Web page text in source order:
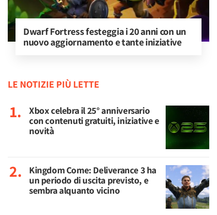
Dwarf Fortress festeggia i 20 anni con un
nuovo aggiornamento e tante iniziative
LE NOTIZIE PIÙ LETTE
Xbox celebra il 25° anniversario
con contenuti gratuiti, iniziative e
novità
Kingdom Come: Deliverance 3 ha
un periodo di uscita previsto, e
sembra alquanto vicino